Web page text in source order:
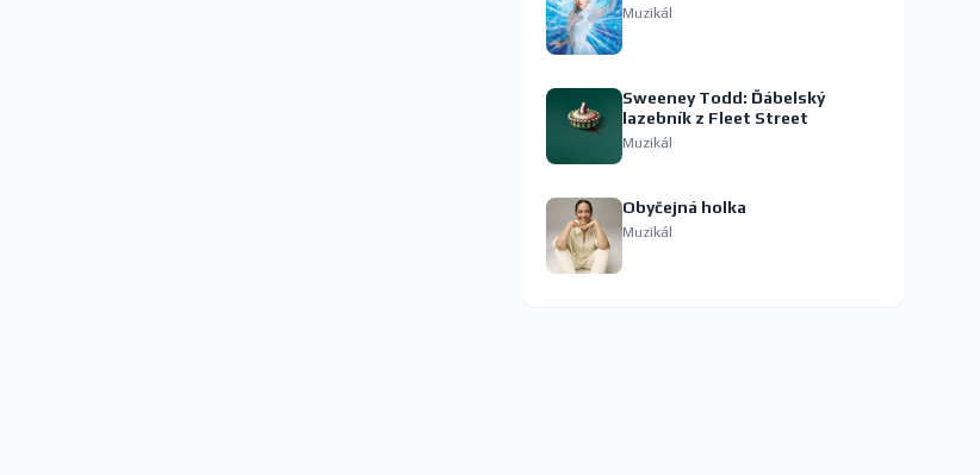
Muzikál
Sweeney Todd: Ďábelský
lazebník z Fleet Street
Muzikál
Obyčejná holka
Muzikál